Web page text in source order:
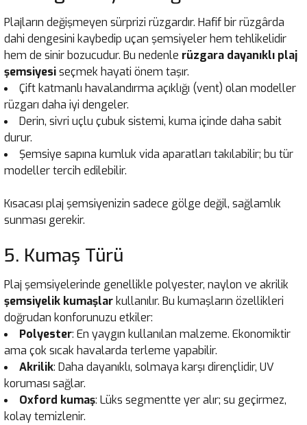
Plajların değişmeyen sürprizi rüzgardır. Hafif bir rüzgârda
dahi dengesini kaybedip uçan şemsiyeler hem tehlikelidir
hem de sinir bozucudur. Bu nedenle rüzgara dayanıklı plaj
şemsiyesiseçmek hayati önem taşır.
Çift katmanlı havalandırma açıklığı (vent) olan modeller
rüzgarı daha iyi dengeler.
Derin, sivri uçlu çubuk sistemi, kuma içinde daha sabit
durur.
Şemsiye sapına kumluk vida aparatları takılabilir; bu tür
modeller tercih edilebilir.
Kısacası plaj şemsiyenizin sadece gölge değil, sağlamlık
sunması gerekir.
5. Kumaş Türü
Plaj şemsiyelerinde genellikle polyester, naylon ve akrilik
şemsiyelik kumaşlarkullanılır. Bu kumaşların özellikleri
doğrudan konforunuzu etkiler:
Polyester: En yaygın kullanılan malzeme. Ekonomiktir
ama çok sıcak havalarda terleme yapabilir.
Akrilik: Daha dayanıklı, solmaya karşı dirençlidir, UV
koruması sağlar.
Oxford kumaş: Lüks segmentte yer alır; su geçirmez,
kolay temizlenir.